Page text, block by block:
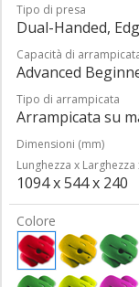
Tipo di presa
Dual-Handed,
Capacità di
Advanced
Tipo di arrampicata
Arrampicata su
Dimensioni (mm)
Lunghezza x Larghezza
1094 x 544 x 240
Colore